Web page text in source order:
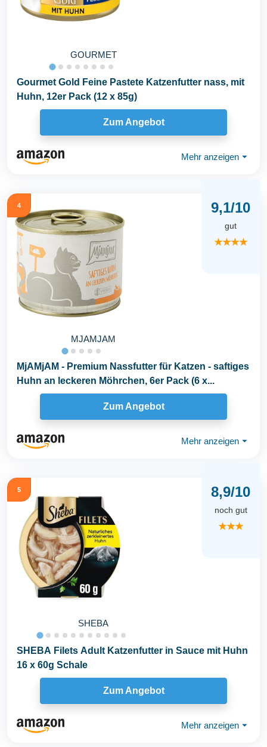
GOURMET
Gourmet Gold Feine Pastete Katzenfutter nass, mit
Huhn, 12er Pack (12 x 85g)
Zum Angebot
Mehr anzeigen ⏷
4
MJAMJAM
9,1/10
gut
★★★★
MjAMjAM - Premium Nassfutter für Katzen - saftiges
Huhn an leckeren Möhrchen, 6er Pack (6 x...
Zum Angebot
Mehr anzeigen ⏷
5
SHEBA
8,9/10
noch gut
★★★
SHEBA Filets Adult Katzenfutter in Sauce mit Huhn
16 x 60g Schale
Zum Angebot
Mehr anzeigen ⏷